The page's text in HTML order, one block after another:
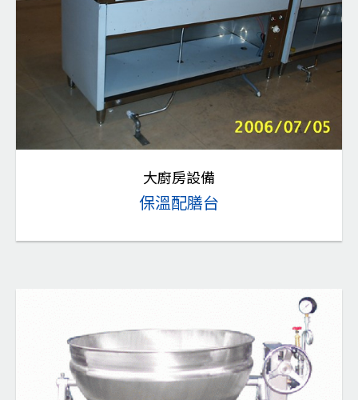
大廚房設備
保溫配膳台